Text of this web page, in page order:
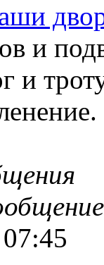
и
и